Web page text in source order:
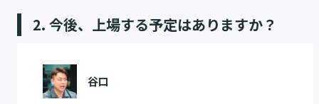
2. 今後、上場する予定はありますか？
谷口